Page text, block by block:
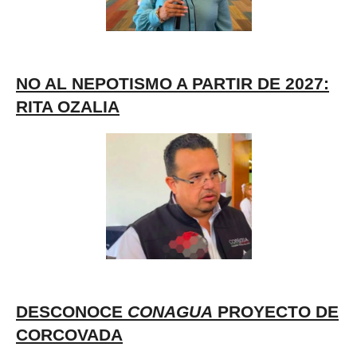
NO AL NEPOTISMO A PARTIR DE 2027:
RITA OZALIA
DESCONOCE CONAGUA PROYECTO DE
CORCOVADA